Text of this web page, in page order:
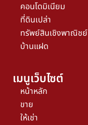
คอนโดมิเนียม
ที่ดินเปล่า
ทรัพย์สินเชิงพาณิชย์
บ้านแฝด
เมนูเว็บไซต์
หน้าหลัก
ขาย
ให้เช่า